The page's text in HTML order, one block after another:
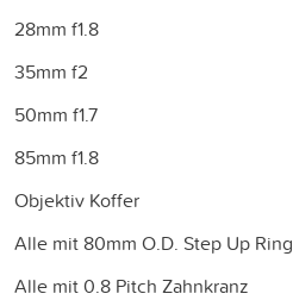
28mm f1.8
35mm f2
50mm f1.7
85mm f1.8
Objektiv Koffer
Alle mit 80mm O.D. Step Up Ring
Alle mit 0.8 Pitch Zahnkranz